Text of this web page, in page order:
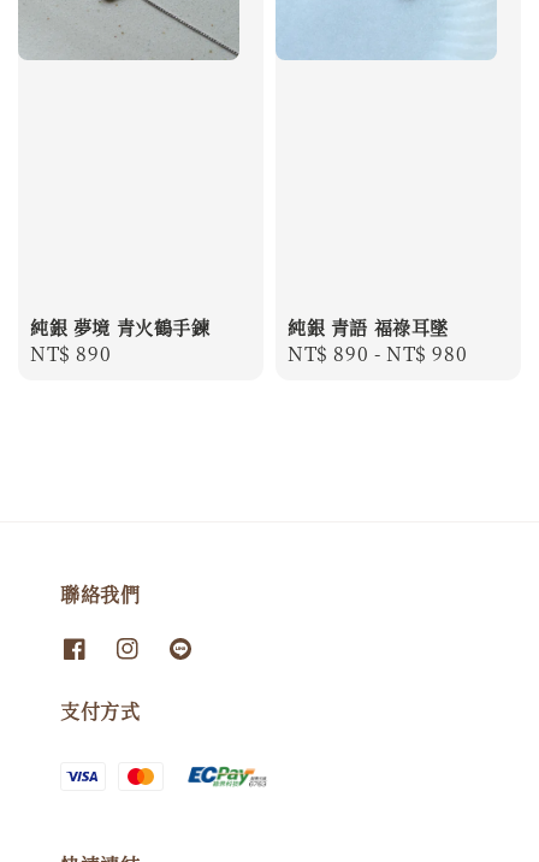
純銀 夢境 青火鶴手鍊
Regular
NT$ 890
純銀 青語 福祿耳墜
Regular
NT$ 890 -NT$ 980
聯絡我們
支付方式